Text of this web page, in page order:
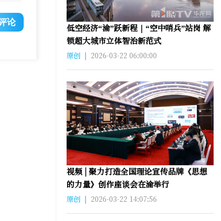
论
低空经济“渝”跃新程｜“空中哨兵”站岗 解
锁超大城市立体智治新范式
原创 | 2026-03-22 06:00:00
视频 | 聚力打造全国理论宣传品牌《思想
的力量》创作座谈会在渝举行
原创 | 2026-03-22 14:07:56